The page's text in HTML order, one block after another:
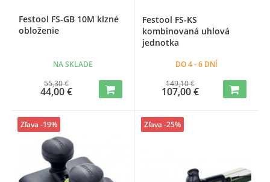
Festool FS-GB 10M klzné
obloženie
NA SKLADE
55,30 €
44,00 €
Festool FS-KS
kombinovaná uhlová
jednotka
DO 4 - 6 DNÍ
149,10 €
107,00 €
Zľava -19% Zľava -25%